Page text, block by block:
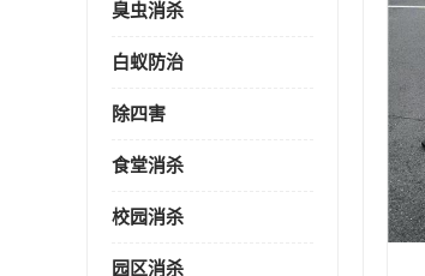
臭虫消杀
白蚁防治
除四害
食堂消杀
校园消杀
园区消杀